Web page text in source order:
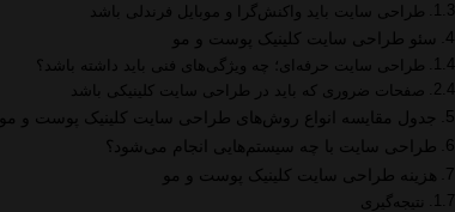
طراحی سایت باید واکنش‌گرا و موبایل ‌فرندلی باشد
سئو طراحی سایت کلینیک پوست و مو
طراحی سایت حرفه‌ای؛ چه ویژگی‌های فنی باید داشته باشد؟
صفحات ضروری که باید در طراحی سایت کلینیکی باشد
جدول مقایسه انواع روش‌های طراحی سایت کلینیک پوست و مو
طراحی سایت با چه سیستم‌هایی انجام می‌شود؟
هزینه طراحی سایت کلینیک پوست و مو
نتیجه‌گیری